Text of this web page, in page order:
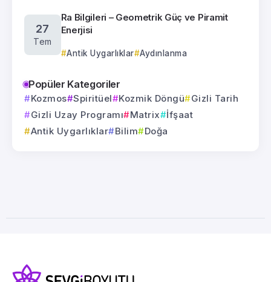
27
Tem
Ra Bilgileri – Geometrik Güç ve Piramit
Enerjisi
Antik Uygarlıklar Aydınlanma
Popüler Kategoriler
Kozmos Spiritüel Kozmik Döngü
Gizli Tarih
Gizli Uzay Programı
Matrix
İfşaat
Antik Uygarlıklar
Bilim Doğa